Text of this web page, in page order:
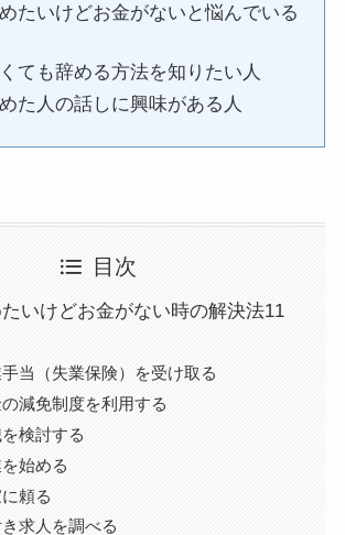
たいけどお金がないと悩んでいる
ても辞める方法を知りたい人
た人の話しに興味がある人
目次
いけどお金がない時の解決法11
当（失業保険）を受け取る
減免制度を利用する
検討する
始める
頼る
求人を調べる